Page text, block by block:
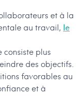
et à la
au travail, le
consiste plus
des objectifs.
favorables au
et à